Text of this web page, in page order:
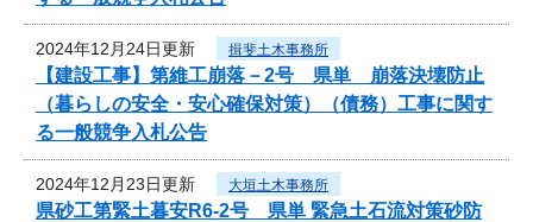
2024年12月24日更新 揖斐土木事務所
【建設工事】第維工崩落－2号 県単 崩落決壊防止
（暮らしの安全・安心確保対策）（債務）工事に関す
る一般競争入札公告
2024年12月23日更新 大垣土木事務所
県砂工第緊土暮安R6-2号 県単 緊急土石流対策砂防